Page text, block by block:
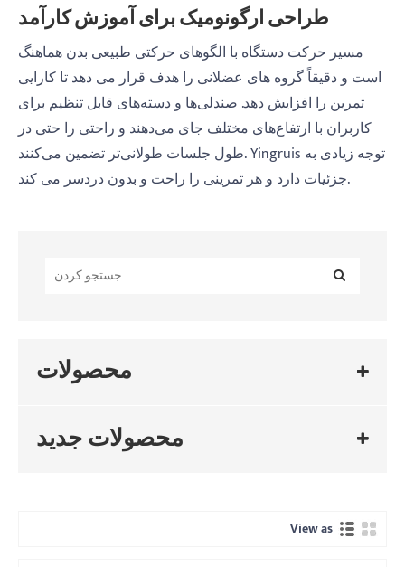
طراحی ارگونومیک برای آموزش کارآمد
مسیر حرکت دستگاه با الگوهای حرکتی طبیعی بدن هماهنگ
است و دقیقاً گروه های عضلانی را هدف قرار می دهد تا کارایی
تمرین را افزایش دهد. صندلی‌ها و دسته‌های قابل تنظیم برای
کاربران با ارتفاع‌های مختلف جای می‌دهند و راحتی را حتی در
طول جلسات طولانی‌تر تضمین می‌کنند. Yingruis توجه زیادی به
جزئیات دارد و هر تمرینی را راحت و بدون دردسر می کند.
محصولات
محصولات جدید
View as